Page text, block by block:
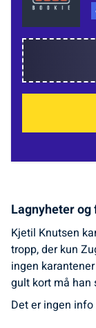
Lagnyheter
Kjetil Knutsen
tropp, der kun
ingen
gult kort må han
Det er ingen